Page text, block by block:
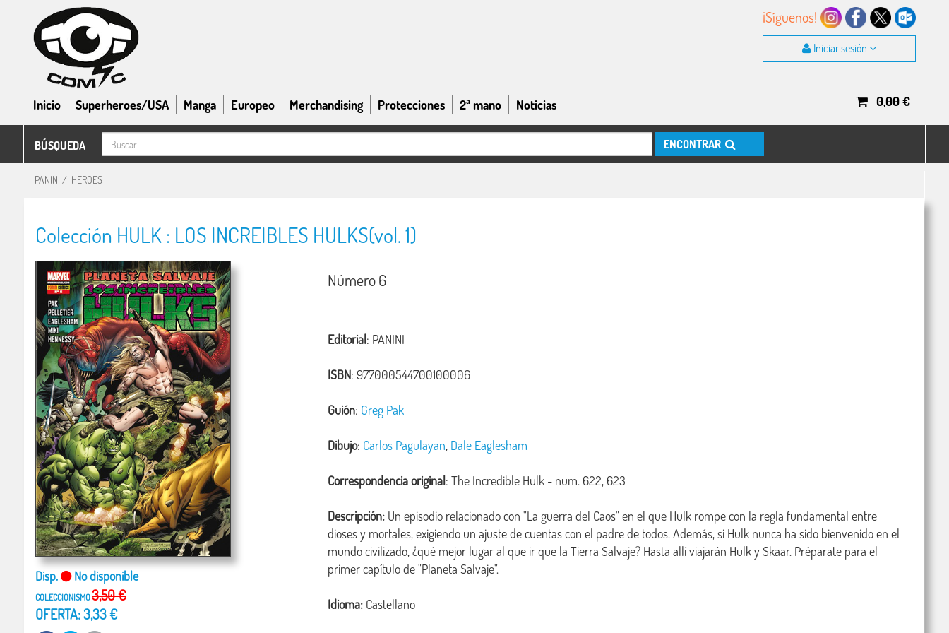
¡Síguenos!
Iniciar sesión
Inicio Superheroes/USA Manga Europeo Merchandising Protecciones 2ª mano Noticias 0,00€
BÚSQUEDA ENCONTRAR
PANINI / HEROES
Colección HULK : LOS INCREIBLES HULKS(vol. 1)
Disp. No disponible
COLECCIONISMO3,50 €
OFERTA: 3,33 €
Número 6
Editorial: PANINI
ISBN: 977000544700100006
Guión: Greg Pak
Dibujo: Carlos Pagulayan, Dale Eaglesham
Correspondencia original:The Incredible Hulk - num. 622, 623
Descripción: Un episodio relacionado con "La guerra del Caos" en el que Hulk rompe con la regla fundamental entre
dioses y mortales, exigiendo un ajuste de cuentas con el padre de todos. Además, si Hulk nunca ha sido bienvenido en el
mundo civilizado, ¿qué mejor lugar al que ir que la Tierra Salvaje? Hasta allí viajarán Hulk y Skaar. Préparate para el
primer capítulo de "Planeta Salvaje".
Idioma: Castellano